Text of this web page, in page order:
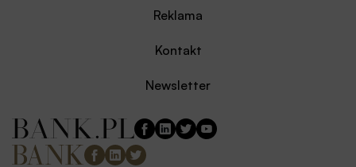
Reklama
Kontakt
Newsletter